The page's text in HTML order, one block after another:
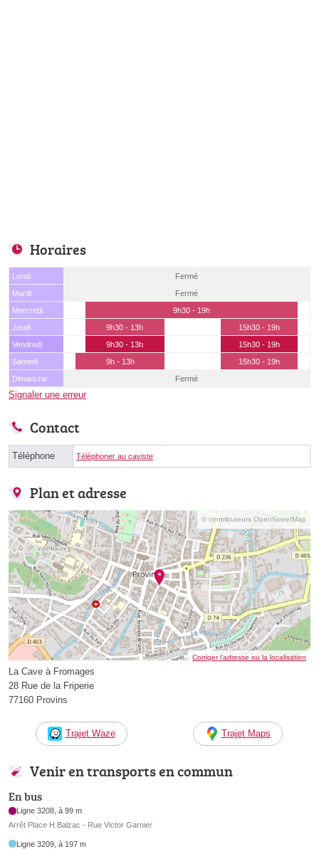
Horaires
Lundi
Fermé
Mardi
Fermé
Mercredi
9h30 - 19h
Jeudi
9h30 - 13h
15h30 - 19h
Vendredi
9h30 - 13h
15h30 - 19h
Samedi
9h - 13h
15h30 - 19h
Dimanche
Fermé
Signaler une erreur
Contact
Téléphone Téléphoner au caviste
Plan et adresse
© contributeurs OpenStreetMap
Corriger l’adresse ou la localisation
La Cave à Fromages
28 Rue de la Friperie
77160 Provins
Trajet Waze Trajet Maps
Venir en transports en commun
En bus
Ligne 3208, à 99 m
Arrêt Place H.Balzac - Rue Victor Garnier
Ligne 3209, à 197 m